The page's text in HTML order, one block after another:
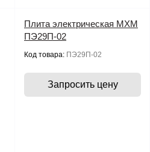
Плита электрическая МХМ
ПЭ29П-02
Код товара: ПЭ29П-02
Запросить цену